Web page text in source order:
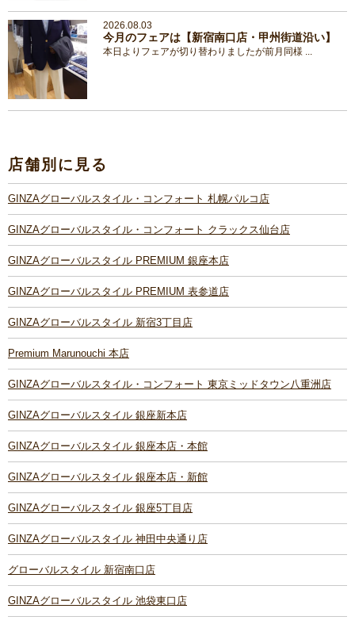
2026.08.03
今月のフェアは【新宿南口店・甲州街道沿い】
本日よりフェアが切り替わりましたが前月同様 ...
店舗別に見る
GINZAグローバルスタイル・コンフォート 札幌パルコ店
GINZAグローバルスタイル・コンフォート クラックス仙台店
GINZAグローバルスタイル PREMIUM 銀座本店
GINZAグローバルスタイル PREMIUM 表参道店
GINZAグローバルスタイル 新宿3丁目店
Premium Marunouchi 本店
GINZAグローバルスタイル・コンフォート 東京ミッドタウン八重洲店
GINZAグローバルスタイル 銀座新本店
GINZAグローバルスタイル 銀座本店・本館
GINZAグローバルスタイル 銀座本店・新館
GINZAグローバルスタイル 銀座5丁目店
GINZAグローバルスタイル 神田中央通り店
グローバルスタイル 新宿南口店
GINZAグローバルスタイル 池袋東口店